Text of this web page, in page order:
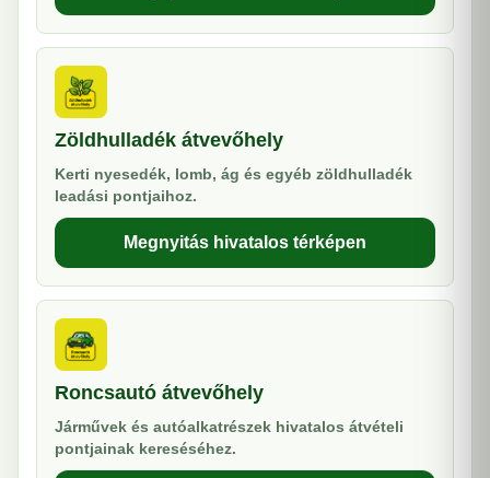
Zöldhulladék átvevőhely
Kerti nyesedék, lomb, ág és egyéb zöldhulladék
leadási pontjaihoz.
Megnyitás hivatalos térképen
Roncsautó átvevőhely
Járművek és autóalkatrészek hivatalos átvételi
pontjainak kereséséhez.